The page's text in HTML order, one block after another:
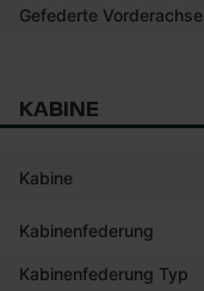
Gefederte Vorderachse
KABINE
Kabine
Kabinenfederung
Kabinenfederung Typ